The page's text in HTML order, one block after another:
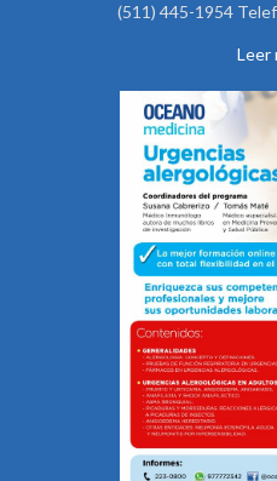
(511) 445-1954
Leer